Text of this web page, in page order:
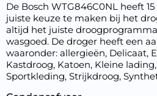
De Bosch WTG846C0NL heeft
juiste keuze te maken bij het
altijd het juiste
wasgoed. De droger heeft een
waaronder: allergieën, Delicaat,
Kastdroog, Katoen, Kleine
Sportkleding, Strijkdroog,